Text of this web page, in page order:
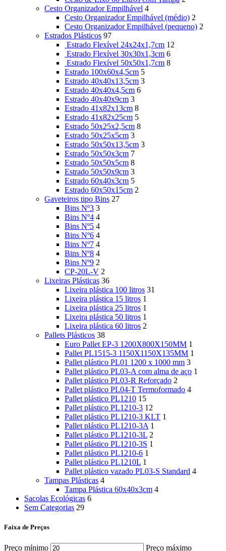
Cesto Organizador Empilhável 4
Cesto Organizador Empilhável (médio) 2
Cesto Organizador Empilhável (pequeno) 2
Estrados Plásticos 97
Estrado Flexível 24x24x1,7cm 12
Estrado Flexível 30x30x1,3cm 6
Estrado Flexível 50x50x1,7cm 8
Estrado 100x60x4,5cm 5
Estrado 40x40x13,5cm 3
Estrado 40x40x4,5cm 6
Estrado 40x40x9cm 3
Estrado 41x82x13cm 8
Estrado 41x82x25cm 5
Estrado 50x25x2,5cm 8
Estrado 50x25x5cm 3
Estrado 50x50x13,5cm 3
Estrado 50x50x3cm 7
Estrado 50x50x5cm 8
Estrado 50x50x9cm 3
Estrado 60x40x3cm 5
Estrado 60x50x15cm 2
Gaveteiros tipo Bins 27
Bins Nº3 3
Bins Nº4 4
Bins Nº5 4
Bins Nº6 4
Bins Nº7 4
Bins Nº8 4
Bins Nº9 2
CP-20L-V 2
Lixeiras Plásticas 36
Lixeira plástica 100 litros 31
Lixeira plástica 15 litros 1
Lixeira plástica 25 litros 1
Lixeira plástica 50 litros 1
Lixeira plástica 60 litros 2
Pallets Plásticos 38
Euro Pallet EP-3 1200X800X150MM 1
Pallet PL1515-3 1150X1150X135MM 1
Pallet plástico PL01 1200 x 1000 mm 3
Pallet plástico PL03-A com alma de aço 1
Pallet plástico PL03-R Reforçado 2
Pallet plástico PL04-T Termoformado 4
Pallet plástico PL1210 15
Pallet plástico PL1210-3 12
Pallet plástico PL1210-3 KLT 1
Pallet plástico PL1210-3A 1
Pallet plástico PL1210-3L 2
Pallet plástico PL1210-3S 1
Pallet plástico PL1210-6 1
Pallet plástico PL1210L 1
Pallet plástico vazado PL03-S Standard 4
Tampas Plásticas 4
Tampa Plástica 60x40x3cm 4
Sacolas Ecológicas 6
Sem Categorias 29
Faixa de Preços
Preço mínimo Preço máximo